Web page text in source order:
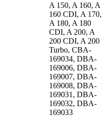
A 150, A 160, A
160 CDI, A 170,
A 180, A 180
CDI, A 200, A
200 CDI, A 200
Turbo, CBA-
169034, DBA-
169006, DBA-
169007, DBA-
169008, DBA-
169031, DBA-
169032, DBA-
169033